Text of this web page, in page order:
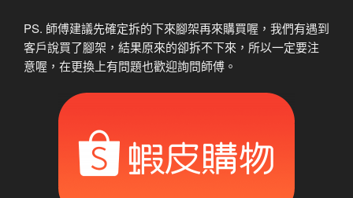
PS. 師傅建議先確定拆的下來腳架再來購買喔，我們有遇到
客戶說買了腳架，結果原來的卻拆不下來，所以一定要注
意喔，在更換上有問題也歡迎詢問師傅。